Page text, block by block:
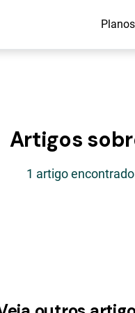
Planos
Artigos
1 artigo